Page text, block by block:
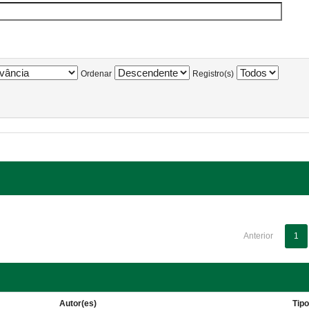
Ordenar Registro(s)
Anterior 1
Autor(es) Tipo